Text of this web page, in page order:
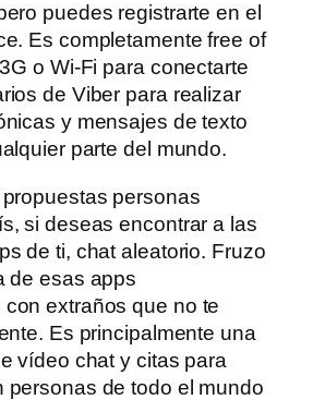
puedes registrarte en el
Es completamente free of
o Wi-Fi para conectarte
de Viber para realizar
y mensajes de texto
parte del mundo.
personas
si deseas encontrar a las
de ti, chat aleatorio. Fruzo
de esas apps
extraños que no te
Es principalmente una
vídeo chat y citas para
personas de todo el mundo